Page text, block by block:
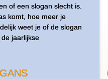
of een slogan slecht is.
komt, hoe meer je
weet je of de slogan
jaarlijkse